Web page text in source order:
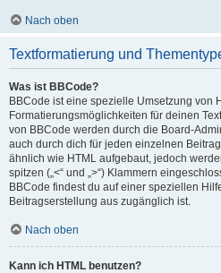
Nach oben
Textformatierung und
Was ist BBCode?
BBCode ist eine spezielle Umsetzung von
Formatierungsmöglichkeiten für deinen
von BBCode werden durch die Board-
auch durch dich für jeden einzelnen
ähnlich wie HTML aufgebaut, jedoch
spitzen („<“ und „>“) Klammern
BBCode findest du auf einer speziellen
Beitragserstellung aus zugänglich ist.
Nach oben
Kann ich HTML benutzen?